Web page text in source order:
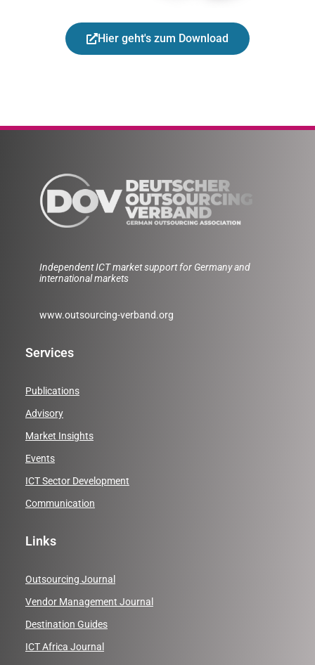
Hier geht's zum Download
Independent ICT market support for Germany and
international markets
www.outsourcing-verband.org
Services
Publications
Advisory
Market Insights
Events
ICT Sector Development
Communication
Links
Outsourcing Journal
Vendor Management Journal
Destination Guides
ICT Africa Journal